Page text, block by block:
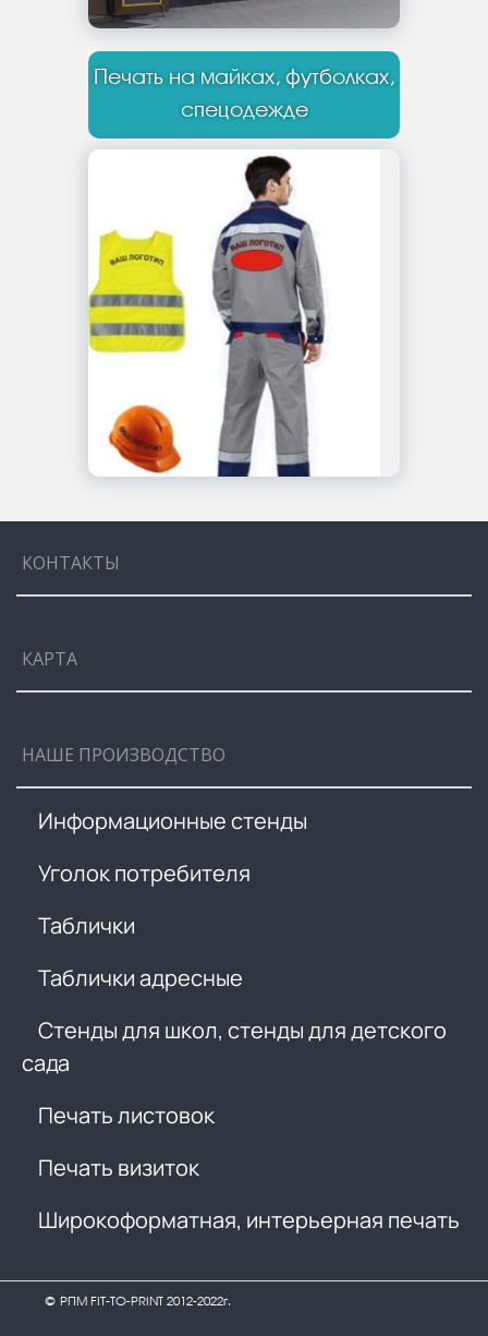
Печать на майках, футболках,
спецодежде
КОНТАКТЫ
КАРТА
НАШЕ ПРОИЗВОДСТВО
Информационные стенды
Уголок потребителя
Таблички
Таблички адресные
Стенды для школ, стенды для детского
сада
Печать листовок
Печать визиток
Широкоформатная, интерьерная печать
© РПМ FIT-TO-PRINT 2012-2022г.